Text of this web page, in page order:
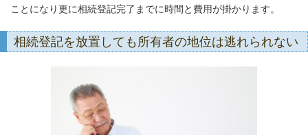
ことになり更に相続登記完了までに時間と費用が掛かります。
相続登記を放置しても所有者の地位は逃れられない